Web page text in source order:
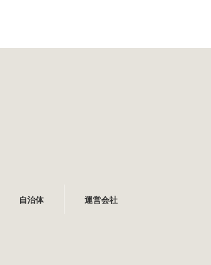
自治体 運営会社